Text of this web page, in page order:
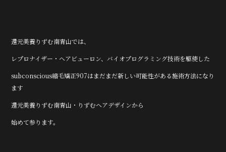
還元美養りずむ南青山では、
レプロナイザー・ヘアビューロン、バイオプログラミング技術を駆使した
subconscious縮毛矯正907はまだまだ新しい可能性がある施術方法になり
ます
還元美養りずむ南青山・りずむヘアデザインから
始めて参ります。